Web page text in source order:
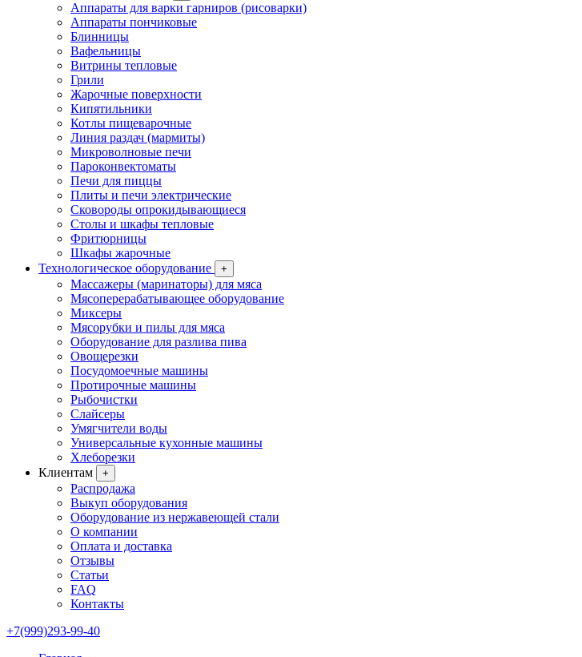
Аппараты для варки гарниров (рисоварки)
Аппараты пончиковые
Блинницы
Вафельницы
Витрины тепловые
Грили
Жарочные поверхности
Кипятильники
Котлы пищеварочные
Линия раздач (мармиты)
Микроволновые печи
Пароконвектоматы
Печи для пиццы
Плиты и печи электрические
Сковороды опрокидывающиеся
Столы и шкафы тепловые
Фритюрницы
Шкафы жарочные
Технологическое оборудование
+
Массажеры (маринаторы) для мяса
Мясоперерабатывающее оборудование
Миксеры
Мясорубки и пилы для мяса
Оборудование для разлива пива
Овощерезки
Посудомоечные машины
Протирочные машины
Рыбочистки
Слайсеры
Умягчители воды
Универсальные кухонные машины
Хлеборезки
Клиентам
+
Распродажа
Выкуп оборудования
Оборудование из нержавеющей стали
О компании
Оплата и доставка
Отзывы
Статьи
FAQ
Контакты
+7(999)293-99-40